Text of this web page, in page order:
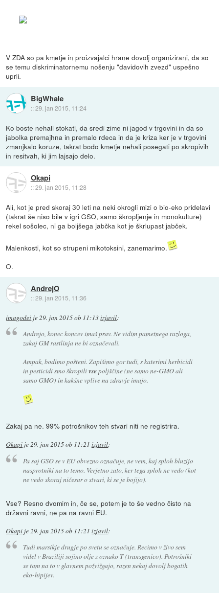
V ZDA so pa kmetje in proizvajalci hrane dovolj organizirani, da so
se temu diskriminatornemu nošenju "davidovih zvezd" uspešno
uprli.
BigWhale
::29. jan 2015, 11:24
Ko boste nehali stokati, da sredi zime ni jagod v trgovini in da so
jabolka premajhna in premalo rdeca in da je kriza ker je v trgovini
zmanjkalo koruze, takrat bodo kmetje nehali posegati po skropivih
in resitvah, ki jim lajsajo delo.
Okapi
::29. jan 2015, 11:28
Ali, kot je pred skoraj 30 leti na neki okrogli mizi o bio-eko pridelavi
(takrat še niso bile v igri GSO, samo škropljenje in monokulture)
rekel sošolec, ni ga boljšega jabčka kot je škrlupast jabček.
Malenkosti, kot so strupeni mikotoksini, zanemarimo.
O.
AndrejO
::29. jan 2015, 11:36
imagodei je 29. jan 2015 ob 11:13izjavil:
Andrejo, konec koncev imaš prav. Ne vidim pametnega razloga,
zakaj GM rastlinja ne bi označevali.
Ampak, bodimo pošteni. Zapišimo gor tudi, s katerimi herbicidi
in pesticidi smo škropilivsepoljščine (ne samo ne-GMO ali
samo GMO) in kakšne vplive na zdravje imajo.
Zakaj pa ne. 99% potrošnikov teh stvari niti ne registrira.
Okapi je29. jan 2015 ob 11:21 izjavil:
Pa saj GSO se v EU obvezno označuje, ne vem, kaj sploh bluzijo
nasprotniki na to temo. Verjetno zato, ker tega sploh ne vedo (kot
ne vedo skoraj ničesar o stvari, ki se je bojijo).
Vse? Resno dvomim in, če se, potem je to še vedno čisto na
državni ravni, ne pa na ravni EU.
Okapi je 29. jan 2015 ob 11:21 izjavil:
Tudi marsikje drugje po svetu se označuje. Recimo v živo sem
videl v Braziliji sojino olje z oznako T (transgenico). Potrošniki
se tam na to v glavnem požvižgajo, razen nekaj dovolj bogatih
eko-hipijev.